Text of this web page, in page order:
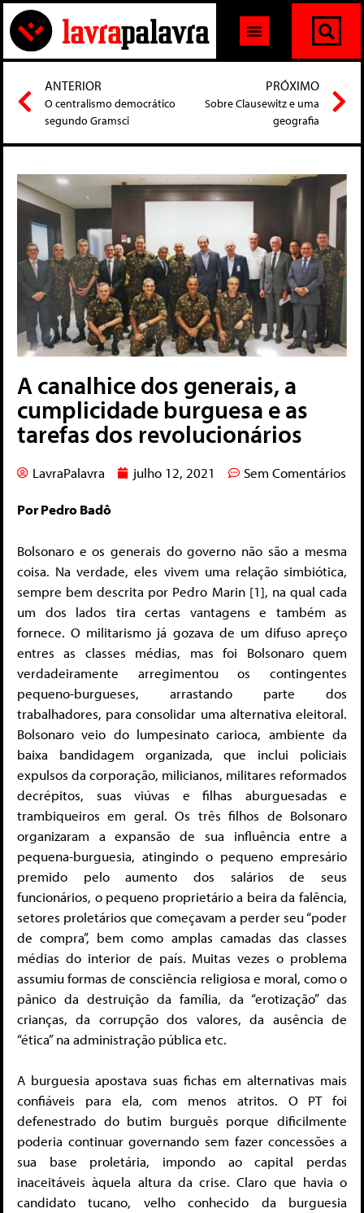
ANTERIOR
O centralismo democrático
segundo Gramsci
PRÓXIMO
Sobre Clausewitz e uma
geografia
A canalhice dos generais, a
cumplicidade burguesa e as
tarefas dos revolucionários
LavraPalavra julho 12, 2021 Sem Comentários
Por Pedro Badô
Bolsonaro e os generais do governo não são a mesma
coisa. Na verdade, eles vivem uma relação simbiótica,
sempre bem descrita por Pedro Marin [1], na qual cada
um dos lados tira certas vantagens e também as
fornece. O militarismo já gozava de um difuso apreço
entres as classes médias, mas foi Bolsonaro quem
verdadeiramente arregimentou os contingentes
pequeno-burgueses, arrastando parte dos
trabalhadores, para consolidar uma alternativa eleitoral.
Bolsonaro veio do lumpesinato carioca, ambiente da
baixa bandidagem organizada, que inclui policiais
expulsos da corporação, milicianos, militares reformados
decrépitos, suas viúvas e filhas aburguesadas e
trambiqueiros em geral. Os três filhos de Bolsonaro
organizaram a expansão de sua influência entre a
pequena-burguesia, atingindo o pequeno empresário
premido pelo aumento dos salários de seus
funcionários, o pequeno proprietário a beira da falência,
setores proletários que começavam a perder seu “poder
de compra”, bem como amplas camadas das classes
médias do interior de país. Muitas vezes o problema
assumiu formas de consciência religiosa e moral, como o
pânico da destruição da família, da “erotização” das
crianças, da corrupção dos valores, da ausência de
“ética” na administração pública etc.
A burguesia apostava suas fichas em alternativas mais
confiáveis para ela, com menos atritos. O PT foi
defenestrado do butim burguês porque dificilmente
poderia continuar governando sem fazer concessões a
sua base proletária, impondo ao capital perdas
inaceitáveis àquela altura da crise. Claro que havia o
candidato tucano, velho conhecido da burguesia